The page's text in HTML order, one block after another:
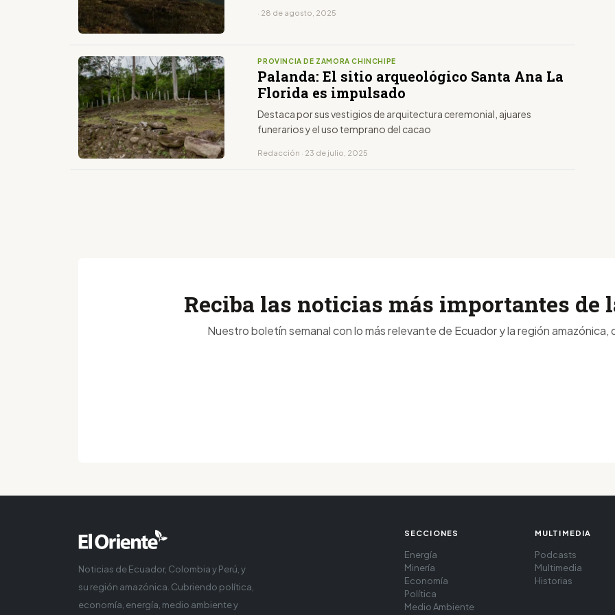
· 28 de agosto, 2025
PROVINCIA DE ZAMORA CHINCHIPE
Palanda: El sitio arqueológico Santa Ana La
Florida es impulsado
Destaca por sus vestigios de arquitectura ceremonial, ajuares
funerarios y el uso temprano del cacao
Redacción · 23 de julio, 2025
Reciba las noticias más importantes de
Nuestro boletín semanal con lo más relevante de Ecuador y la región amazónica,
Noticias de Ecuador, Colombia y Perú, y
su región amazónica. Cubriendo política,
economía, energía, medio ambiente y
SECCIONES
Energía
Minería
Economía
Política
Medio Ambiente
MULTIMEDIA
Podcasts
Multimedia
Historias